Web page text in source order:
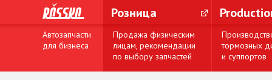
Розница
Автозапчасти
для бизнеса
Продажа физическим
лицам, рекомендации
по выбору запчастей
тормозных
и суппортов